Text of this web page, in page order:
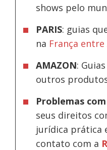
shows pelo
PARIS: guias
na França
AMAZON:
outros
Problemas
seus direitos
jurídica prática
contato com a